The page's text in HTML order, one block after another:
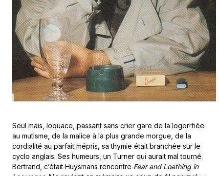
Seul mais, loquace, passant sans crier gare de la logorrhée
au mutisme, de la malice à la plus grande morgue, de la
cordialité au parfait mépris, sa thymie était branchée sur le
cyclo anglais. Ses humeurs, un Turner qui aurait mal tourné.
Bertrand, c’était Huysmans rencontre Fear and Loathing in